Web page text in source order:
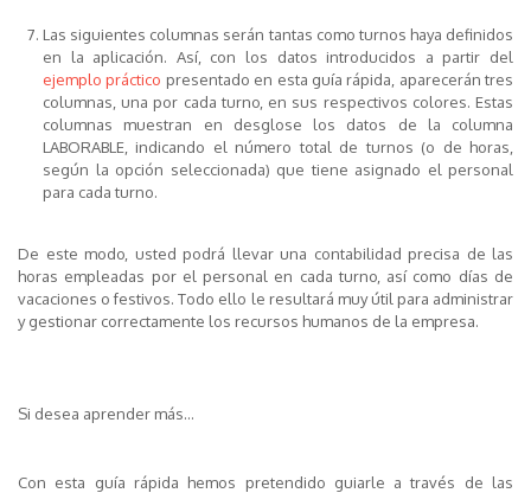
Las siguientes columnas serán tantas como turnos haya definidos
en la aplicación. Así, con los datos introducidos a partir del
ejemplo práctico presentado en esta guía rápida, aparecerán tres
columnas, una por cada turno, en sus respectivos colores. Estas
columnas muestran en desglose los datos de la columna
LABORABLE, indicando el número total de turnos (o de horas,
según la opción seleccionada) que tiene asignado el personal
para cada turno.
De este modo, usted podrá llevar una contabilidad precisa de las
horas empleadas por el personal en cada turno, así como días de
vacaciones o festivos. Todo ello le resultará muy útil para administrar
y gestionar correctamente los recursos humanos de la empresa.
Si desea aprender más...
Con esta guía rápida hemos pretendido guiarle a través de las